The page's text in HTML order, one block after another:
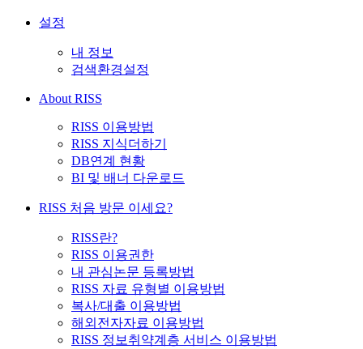
설정
내 정보
검색환경설정
About RISS
RISS 이용방법
RISS 지식더하기
DB연계 현황
BI 및 배너 다운로드
RISS 처음 방문 이세요?
RISS란?
RISS 이용권한
내 관심논문 등록방법
RISS 자료 유형별 이용방법
복사/대출 이용방법
해외전자자료 이용방법
RISS 정보취약계층 서비스 이용방법